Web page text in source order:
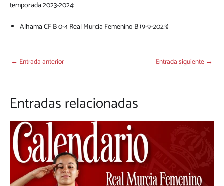
temporada 2023-2024:
Alhama CF B 0-4 Real Murcia Femenino B (9-9-2023)
← Entrada anterior Entrada siguiente →
Entradas relacionadas